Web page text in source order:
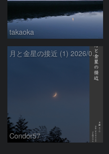
takaoka
月と金星の接近 (1) 2026/07/17
Condor57